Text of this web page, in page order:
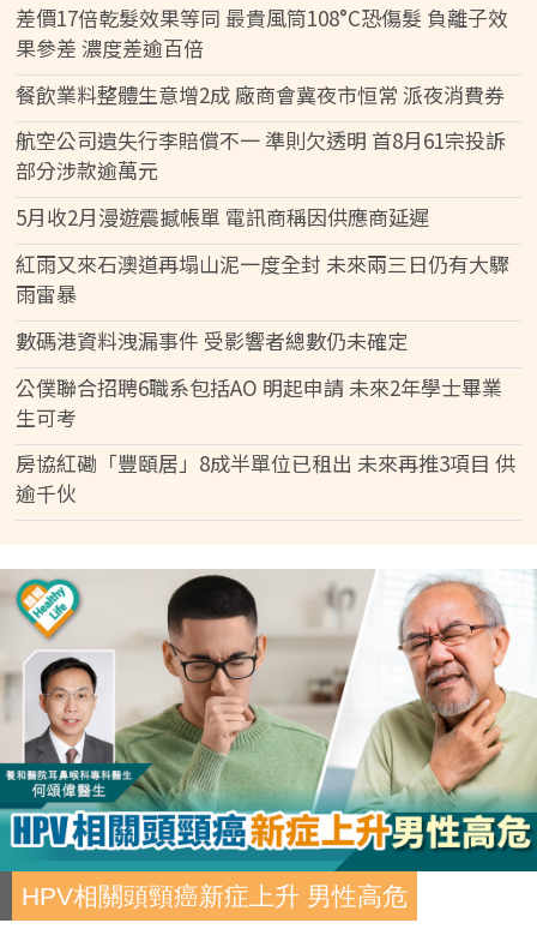
差價17倍乾髮效果等同 最貴風筒108°C恐傷髮 負離子效
果參差 濃度差逾百倍
餐飲業料整體生意增2成 廠商會冀夜市恒常 派夜消費券
航空公司遺失行李賠償不一 準則欠透明 首8月61宗投訴
部分涉款逾萬元
5月收2月漫遊震撼帳單 電訊商稱因供應商延遲
紅雨又來石澳道再塌山泥一度全封 未來兩三日仍有大驟
雨雷暴
數碼港資料洩漏事件 受影響者總數仍未確定
公僕聯合招聘6職系包括AO 明起申請 未來2年學士畢業
生可考
房協紅磡「豐頤居」8成半單位已租出 未來再推3項目 供
逾千伙
HPV相關頭頸癌新症上升 男性高危